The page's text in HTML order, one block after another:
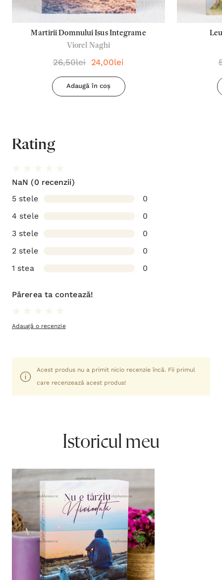
Martirii Domnului Isus Integrame
Viorel Naghi
26,50lei 24,00lei
Adaugă în coș
Rating
NaN (0 recenzii)
5 stele
0
4 stele
0
3 stele
0
2 stele
0
1 stea
0
Părerea ta contează!
Adaugă o recenzie
Acest produs nu a primit nicio recenzie încă. Fii primul
care recenzează acest produs!
Istoricul meu